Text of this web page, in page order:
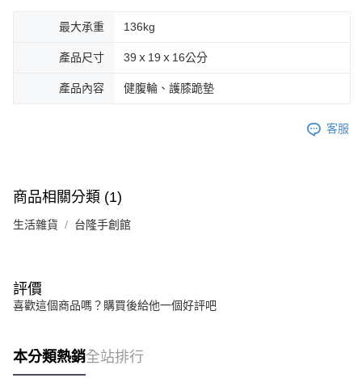
最大承重 136kg
產品尺寸 39ｘ19ｘ16公分
產品內容 健腹輪、護膝跪墊
客服
商品相關分類 (1)
生活雜貨 台隆手創館
評價
喜歡這個商品嗎？購買後給他一個好評吧
本分類熱銷全站排行